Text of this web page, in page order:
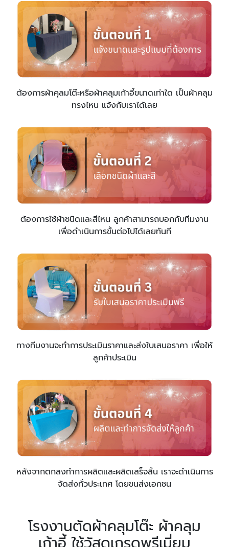
ต้องการผ้าคุลมโต๊ะหรือผ้าคลุมเก้าอี้ขนาดเท่าใด เป็นผ้าคลุม
ทรงไหน แจ้งกับเราได้เลย
ต้องการใช้ผ้าชนิดและสีไหน ลูกค้าสามารถบอกกับทีมงาน
เพื่อดำเนินการขั้นต่อไปได้เลยทันที
ทางทีมงานจะทำการประเมินราคาและส่งใบเสนอราคา เพื่อให้
ลูกค้าประเมิน
หลังจากตกลงทำการผลิตและผลิตเสร็จสิ้น เราจะดำเนินการ
จัดส่งทั่วประเทศ โดยขนส่งเอกชน
โรงงานตัดผ้าคลุมโต๊ะ ผ้าคลุม